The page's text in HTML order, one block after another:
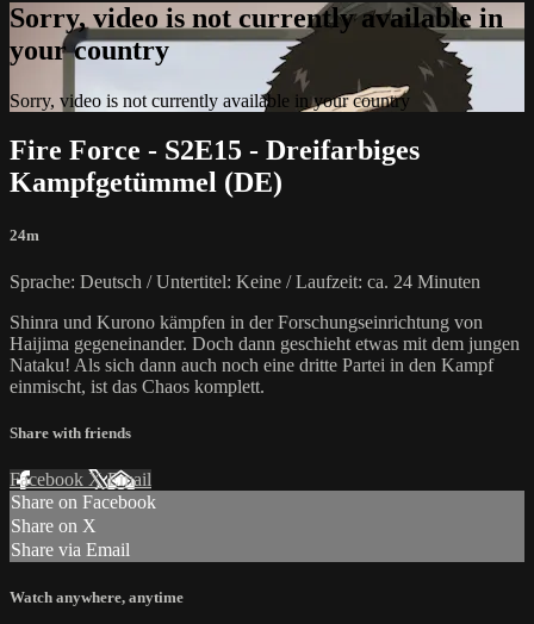
Sorry, video is not currently available in
your country
Sorry, video is not currently available in your country
Fire Force - S2E15 - Dreifarbiges
Kampfgetümmel (DE)
24m
Sprache: Deutsch / Untertitel: Keine / Laufzeit: ca. 24 Minuten
Shinra und Kurono kämpfen in der Forschungseinrichtung von
Haijima gegeneinander. Doch dann geschieht etwas mit dem jungen
Nataku! Als sich dann auch noch eine dritte Partei in den Kampf
einmischt, ist das Chaos komplett.
Share with friends
Facebook XEmail
Share on Facebook
Share on X
Share via Email
Watch anywhere, anytime